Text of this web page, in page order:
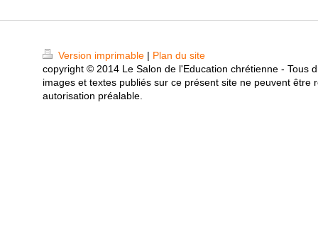
Version imprimable | Plan du site
copyright © 2014 Le Salon de l'Education chrétienne - Tous
images et textes publiés sur ce présent site ne peuvent être
autorisation préalable.